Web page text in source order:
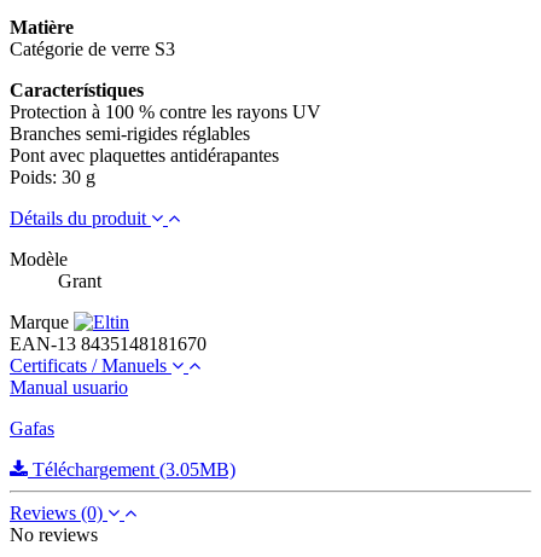
Matière
Catégorie de verre S3
Característiques
Protection à 100 % contre les rayons UV
Branches semi-rigides réglables
Pont avec plaquettes antidérapantes
Poids: 30 g
Détails du produit
Modèle
Grant
Marque
EAN-13 8435148181670
Certificats / Manuels
Manual usuario
Gafas
Téléchargement (3.05MB)
Reviews (0)
No reviews